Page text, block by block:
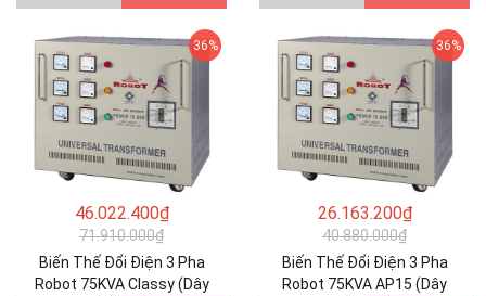
46.022.400₫
71.910.000₫
Biến Thế Đổi Điện 3 Pha
Robot 75KVA Classy (Dây
36%
26.163.200₫
40.880.000₫
Biến Thế Đổi Điện 3 Pha
Robot 75KVA AP15 (Dây
36%